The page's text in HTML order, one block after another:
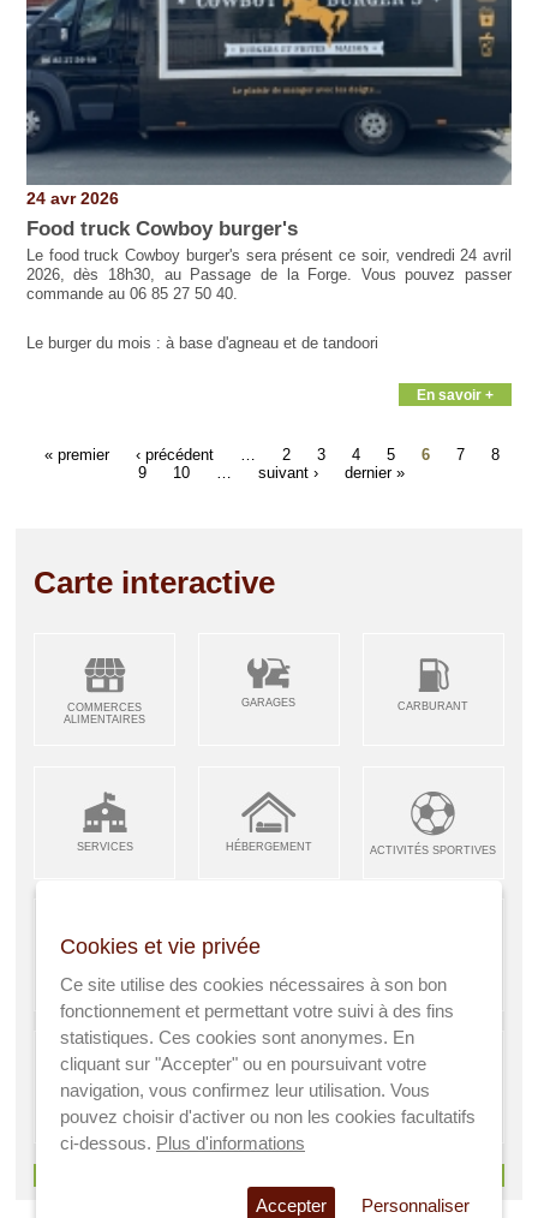
24 avr 2026
Food truck Cowboy burger's
Le food truck Cowboy burger's sera présent ce soir, vendredi 24 avril
2026, dès 18h30, au Passage de la Forge. Vous pouvez passer
commande au 06 85 27 50 40.
Le burger du mois : à base d'agneau et de tandoori
En savoir +
« premier ‹ précédent 2 3 4 5 6 7
8
9
10 suivant › dernier »
Carte interactive
COMMERCES
ALIMENTAIRES
GARAGES CARBURANT
SERVICES HÉBERGEMENT ACTIVITÉS SPORTIVES
ARTISANS &
INDUSTRIES
RESTAURANTS CAFÉS ENFANCE JEUNESSE
A VISITER SANTÉ AGRICULTEURS
Cookies et vie privée
Ce site utilise des cookies nécessaires à son bon
fonctionnement et permettant votre suivi à des fins
statistiques. Ces cookies sont anonymes. En
cliquant sur "Accepter" ou en poursuivant votre
navigation, vous confirmez leur utilisation. Vous
pouvez choisir d'activer ou non les cookies facultatifs
ci-dessous. Plus d'informations
Accepter Personnaliser